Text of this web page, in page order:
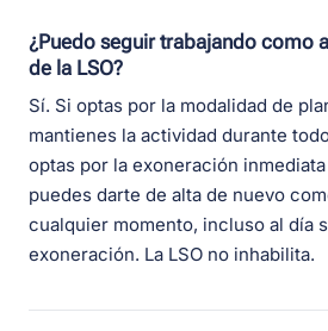
¿Puedo seguir trabajando como
de la LSO?
Sí. Si optas por la modalidad de
mantienes la actividad durante
optas por la exoneración
puedes darte de alta de nuevo
cualquier momento, incluso al día
exoneración. La LSO no inhabilita.